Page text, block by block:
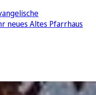
neues Altes Pfarrhaus